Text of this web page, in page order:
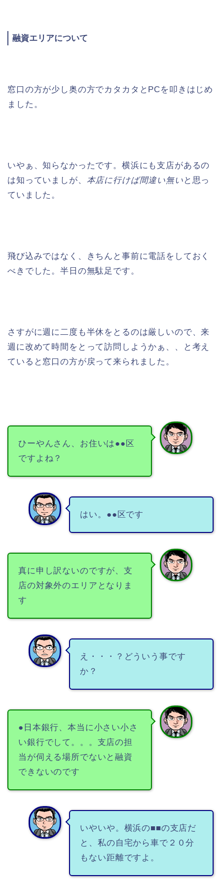
融資エリアについて
窓口の方が少し奥の方でカタカタとPCを叩きはじめ
ました。
いやぁ、知らなかったです。横浜にも支店があるの
は知っていましが、 本店に行けば間違い無い と思っ
ていました。
飛び込みではなく、きちんと事前に電話をしておく
べきでした。半日の無駄足です。
さすがに週に二度も半休をとるのは厳しいので、来
週に改めて時間をとって訪問しようかぁ、、と考え
ていると窓口の方が戻って来られました。
ひーやんさん、お住いは●●区
ですよね？
はい。●●区です
真に申し訳ないのですが、支
店の対象外のエリアとなりま
す
え・・・？どういう事です
か？
●日本銀行、本当に小さい小さ
い銀行でして。。。支店の担
当が伺える場所でないと融資
できないのです
いやいや。横浜の■■の支店だ
と、私の自宅から車で２０分
もない距離ですよ。